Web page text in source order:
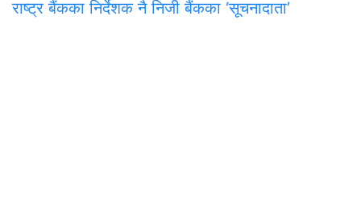
राष्ट्र बैंकका निर्देशक नै निजी बैंकका ‘सूचनादाता’